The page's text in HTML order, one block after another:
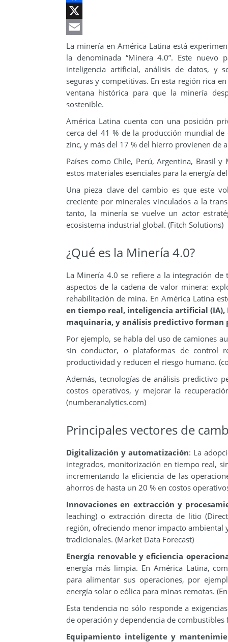
Facebook
X
Email
La minería en América Latina está
la denominada “Minera 4.0”. Este nuevo
inteligencia artificial, análisis de datos, y
seguras y competitivas. En esta región rica
ventana histórica para que la minería
sostenible.
América Latina cuenta con una posición
cerca del 41 % de la producción mundial
zinc, y más del 17 % del hierro provienen de
Países como Chile, Perú, Argentina, Brasil
estos materiales esenciales para la energía
Una pieza clave del cambio es que este
creciente por minerales vinculados a la
tanto, la minería se vuelve un actor
ecosistema industrial global. (Fitch Solutions)
¿Qué es la Minería 4.0?
La Minería 4.0 se refiere a la integración de
aspectos de la cadena de valor minera:
rehabilitación de mina. En América Latina
en tiempo real, inteligencia artificial (IA),
maquinaria, y análisis predictivo forman
Por ejemplo, se habla del uso de camiones
sin conductor, o plataformas de control
productividad y reducen el riesgo humano.
Además, tecnologías de análisis predictivo
costos operativos, y mejorar la
(numberanalytics.com)
Principales vectores de
Digitalización y automatización: La
integrados, monitorización en tiempo real,
incrementando la eficiencia de las
ahorros de hasta un 20 % en costos
Innovaciones en extracción y
leaching) o extracción directa de litio
región, ofreciendo menor impacto ambiental
tradicionales. (Market Data Forecast)
Energía renovable y eficiencia
energía más limpia. En América Latina,
para alimentar sus operaciones, por
energía solar o eólica para minas remotas.
Esta tendencia no sólo responde a
de operación y dependencia de combustibles
Equipamiento inteligente y